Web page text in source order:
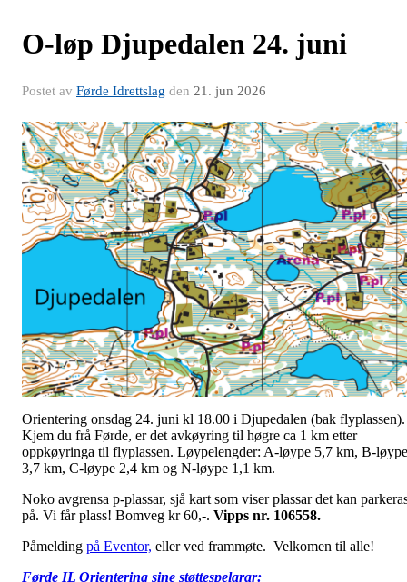
O-løp Djupedalen 24. juni
Postet av Førde Idrettslag den 21. jun 2026
Orientering onsdag 24. juni kl 18.00 i Djupedalen (bak flyplassen).
Kjem du frå Førde, er det avkøyring til høgre ca 1 km etter
oppkøyringa til flyplassen. Løypelengder: A-løype 5,7 km, B-løype
3,7 km, C-løype 2,4 km og N-løype 1,1 km.
Noko avgrensa p-plassar, sjå kart som viser plassar det kan
på. Vi får plass! Bomveg kr 60,-. Vipps nr. 106558.
Påmelding på Eventor, eller ved frammøte. Velkomen til alle!
Førde IL Orientering sine støttespelarar: